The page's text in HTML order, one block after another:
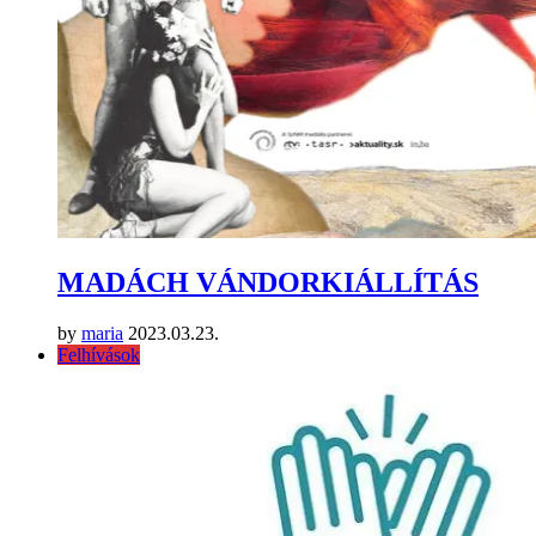
MADÁCH VÁNDORKIÁLLÍTÁS
by maria 2023.03.23.
Felhívások